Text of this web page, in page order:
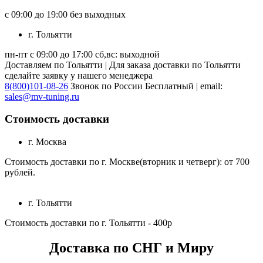
с 09:00 до 19:00 без выходных
г. Тольятти
пн-пт с 09:00 до 17:00 сб,вс: выходной
Доставляем по Тольятти | Для заказа доставки по Тольятти
сделайте заявку у нашего менеджера
8(800)101-08-26 Звонок по России Бесплатный | email:
sales@mv-tuning.ru
Стоимость доставки
г. Москва
Стоимость доставки по г. Москве(вторник и четверг): от 700
рублей.
г. Тольятти
Стоимость доставки по г. Тольятти - 400р
Доставка по СНГ и Миру